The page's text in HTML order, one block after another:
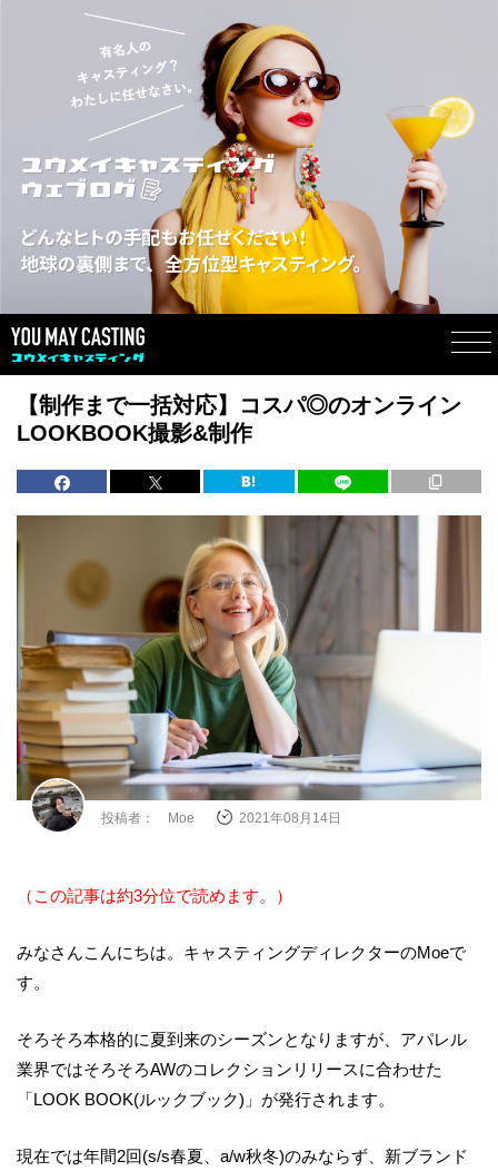
【制作まで一括対応】コスパ◎のオンライン
LOOKBOOK撮影&制作
投稿者： Moe 2021年08月14日
（この記事は約3分位で読めます。）
みなさんこんにちは。キャスティングディレクターのMoeで
す。
そろそろ本格的に夏到来のシーズンとなりますが
アパレル
業界ではそろそろAWのコレクションリリースに合わせた
「LOOK BOOK(ルックブック) 」が発行されます。
現在では年間2回(s/s春夏、 a/w秋冬)のみならず、新ブランド